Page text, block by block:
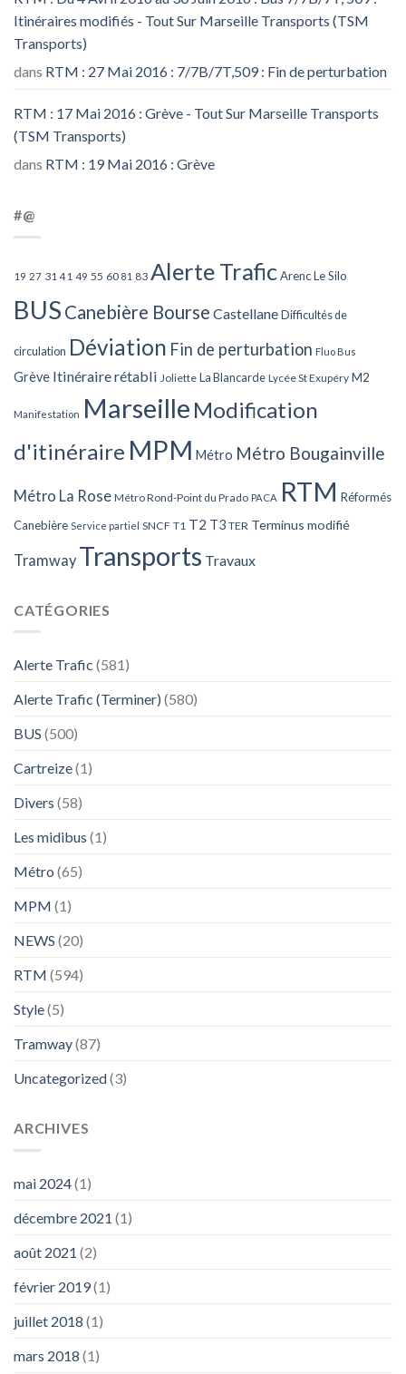
Itinéraires modifiés - Tout Sur Marseille Transports (TSM
Transports)
dans RTM : 27 Mai 2016 : 7/7B/7T,509 : Fin de perturbation
RTM : 17 Mai 2016 : Grève - Tout Sur Marseille Transports
(TSM Transports)
dans RTM : 19 Mai 2016 : Grève
#@
19 27 31 41 49 55 60 81 83 Alerte TraficArenc Le Silo
BUS Canebière Bourse Castellane Difficultés de
circulation Déviation Fin de perturbation Fluo Bus
Grève Itinéraire rétabli Joliette La Blancarde Lycée St Exupéry M2
Manifestation Marseille Modification
d'itinéraire MPM Métro Métro Bougainville
Métro La Rose Métro Rond-Point du Prado PACA RTM Réformés
Canebière Service partiel SNCF T1 T2 T3 TER Terminus modifié
Tramway Transports Travaux
CATÉGORIES
Alerte Trafic (581)
Alerte Trafic (Terminer) (580)
BUS (500)
Cartreize(1)
Divers (58)
Les midibus (1)
Métro (65)
MPM (1)
NEWS (20)
RTM (594)
Style(5)
Tramway(87)
Uncategorized(3)
ARCHIVES
mai 2024(1)
décembre 2021 (1)
août 2021 (2)
février 2019(1)
juillet 2018 (1)
mars 2018 (1)